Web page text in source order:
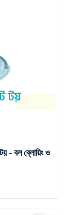
- বল ব্লোয়িং ও